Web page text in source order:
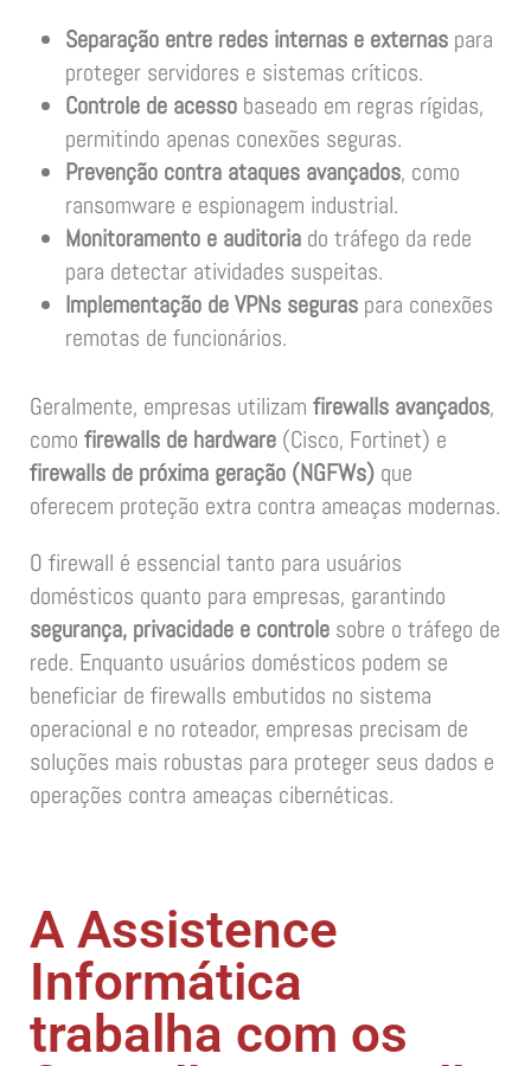
Separação entre redes internas e externas para
proteger servidores e sistemas críticos.
Controle de acesso baseado em regras rígidas,
permitindo apenas conexões seguras.
Prevenção contra ataques avançados, como
ransomware e espionagem industrial.
Monitoramento e auditoria do tráfego da rede
para detectar atividades suspeitas.
Implementação de VPNs seguras para conexões
remotas de funcionários.
Geralmente, empresas utilizam firewalls avançados,
como firewalls de hardware (Cisco, Fortinet) e
firewalls de próxima geração (NGFWs) que
oferecem proteção extra contra ameaças modernas.
O firewall é essencial tanto para usuários
domésticos quanto para empresas, garantindo
segurança, privacidade e controle sobre o tráfego de
rede. Enquanto usuários domésticos podem se
beneficiar de firewalls embutidos no sistema
operacional e no roteador, empresas precisam de
soluções mais robustas para proteger seus dados e
operações contra ameaças cibernéticas.
A Assistence
Informática
trabalha com os